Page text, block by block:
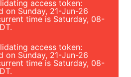
access token:
on Sunday, 21-Jun-26
time is Saturday, 08-
access token:
on Sunday, 21-Jun-26
time is Saturday, 08-